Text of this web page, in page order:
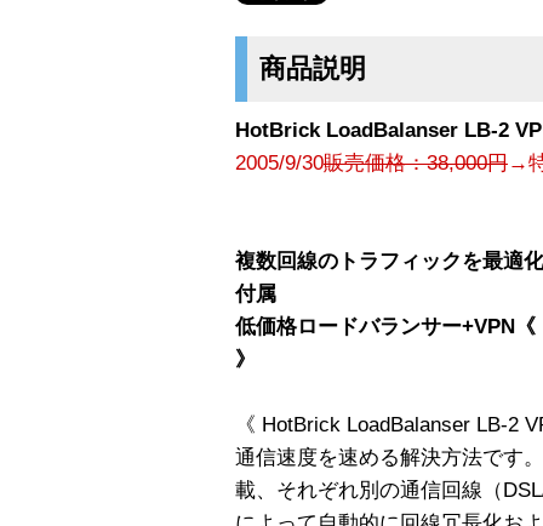
商品説明
HotBrick LoadBalanser LB-2
2005/9/30販売価格：38,000円→
複数回線のトラフィックを最
付属
低価格ロードバランサー+VPN
》
《 HotBrick LoadBalanser LB-2
通信速度を速める解決方法です
載、それぞれ別の通信回線（